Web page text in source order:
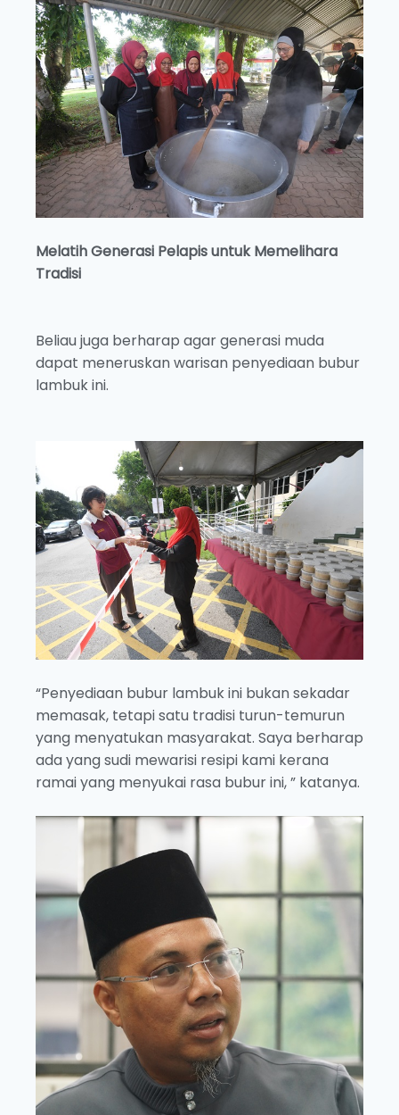
Melatih Generasi Pelapis untuk Memelihara
Tradisi
Beliau juga berharap agar generasi muda
dapat meneruskan warisan penyediaan bubur
lambuk ini.
“Penyediaan bubur lambuk ini bukan sekadar
memasak, tetapi satu tradisi turun-temurun
yang menyatukan masyarakat. Saya berharap
ada yang sudi mewarisi resipi kami kerana
ramai yang menyukai rasa bubur ini, ” katanya.